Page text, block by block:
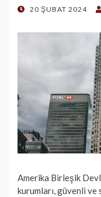
POSTED
20 ŞUBAT 2024
Amerika Birleşik
kurumları, güvenli ve